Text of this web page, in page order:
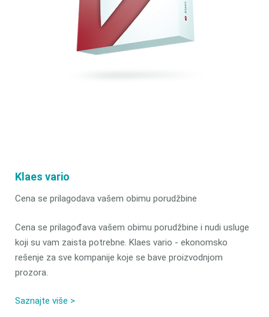
Klaes vario
Cena se prilagodava vašem obimu porudžbine
Cena se prilagođava vašem obimu porudžbine i nudi usluge
koji su vam zaista potrebne. Klaes vario - ekonomsko
rešenje za sve kompanije koje se bave proizvodnjom
prozora.
Saznajte više >